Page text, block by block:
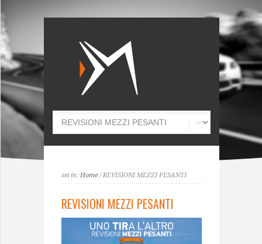
sei in: Home/ REVISIONI MEZZI PESANTI
REVISIONI MEZZI PESANTI